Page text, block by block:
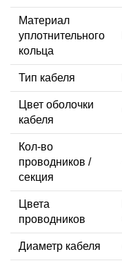
Материал
уплотнительного
кольца
Тип кабеля
Цвет оболочки
кабеля
Кол-во
проводников /
секция
Цвета
проводников
Диаметр кабеля